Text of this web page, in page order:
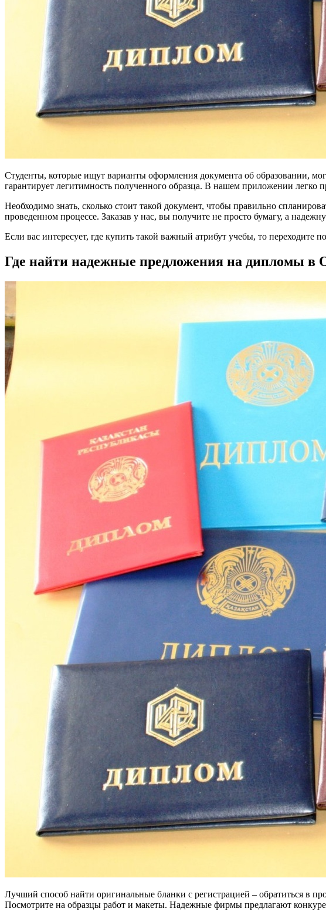
Студенты, которые ищут варианты оформления документа об образовании,
гарантирует легитимность полученного образца. В нашем приложении
Необходимо знать, сколько стоит такой документ, чтобы правильно
проведенном процессе. Заказав у нас, вы получите не просто бумагу, а
Если вас интересует, где купить такой важный атрибут учебы, то переходите по
Где найти надежные предложения на дипломы в
Лучший способ найти оригинальные бланки с регистрацией – обратиться в
Посмотрите на образцы работ и макеты. Надежные фирмы предлагают